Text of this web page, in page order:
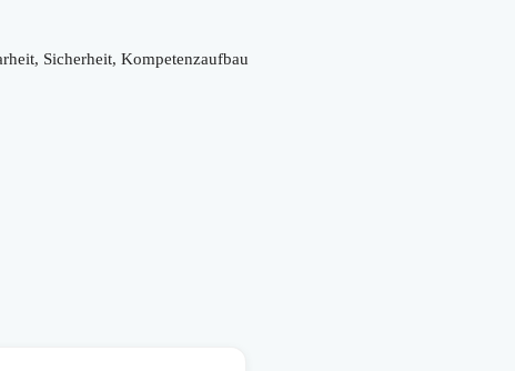
Sicherheit, Kompetenzaufbau